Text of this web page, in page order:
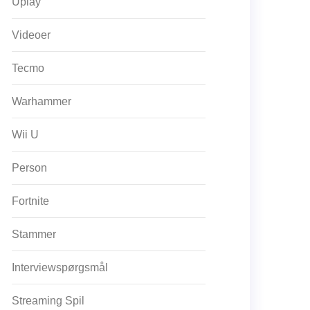
Videoer
Tecmo
Warhammer
Wii U
Person
Fortnite
Stammer
Interviewspørgsmål
Streaming Spil